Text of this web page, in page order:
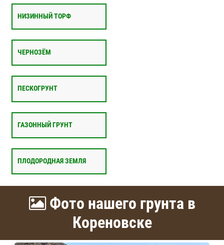
НИЗИННЫЙ ТОРФ
ЧЕРНОЗЁМ
ПЕСКОГРУНТ
ГАЗОННЫЙ ГРУНТ
ПЛОДОРОДНАЯ ЗЕМЛЯ
Фото нашего грунта в
Кореновске